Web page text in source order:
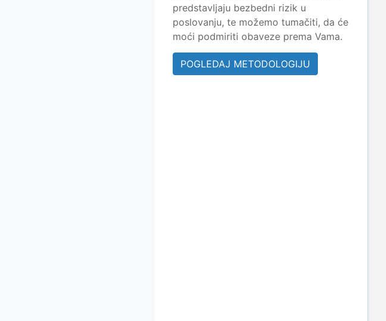
predstavljaju bezbedni rizik u
poslovanju, te možemo tumačiti, da će
moći podmiriti obaveze prema Vama.
POGLEDAJ METODOLOGIJU